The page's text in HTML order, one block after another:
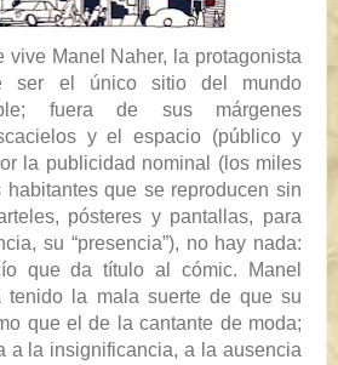
vive Manel Naher, la protagonista
ser el único sitio del mundo
fuera de sus márgenes
y el espacio (público y
la publicidad nominal (los miles
que se reproducen sin
pósteres y pantallas, para
su “presencia”), no hay nada:
que da título al cómic. Manel
tenido la mala suerte de que su
que el de la cantante de moda;
a la insignificancia, a la ausencia